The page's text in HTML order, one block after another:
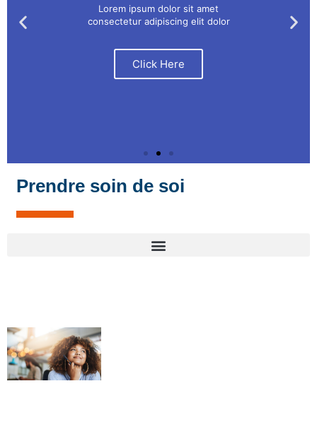
Lorem ipsum dolor sit amet
consectetur adipiscing elit dolor
Click Here
Prendre soin de soi